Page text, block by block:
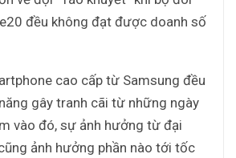
đều không đạt được doanh số
cao cấp từ Samsung đều
gây tranh cãi từ những ngày
vào đó, sự ảnh hưởng từ đại
ảnh hưởng phần nào tới tốc